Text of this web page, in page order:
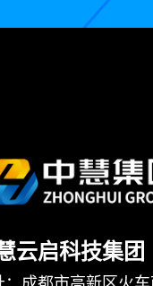
云启科技集团